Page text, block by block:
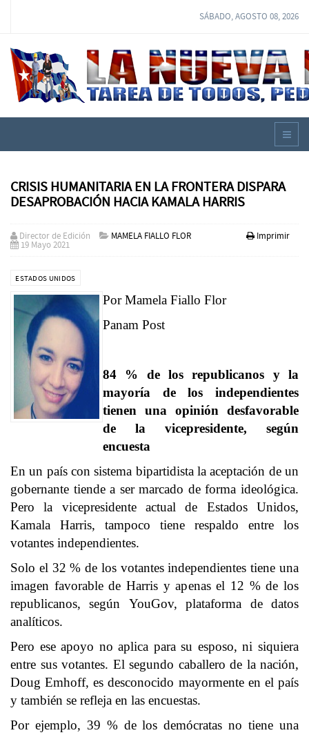
SÁBADO, AGOSTO 08, 2026
CRISIS HUMANITARIA EN LA FRONTERA DISPARA
DESAPROBACIÓN HACIA KAMALA HARRIS
Imprimir
Director de Edición MAMELA FIALLO FLOR
19 Mayo 2021
ESTADOS UNIDOS
Por Mamela Fiallo Flor
Panam Post
84 % de los republicanos y la
mayoría de los independientes
tienen una opinión desfavorable
de la vicepresidente, según
encuesta
En un país con sistema bipartidista la aceptación de un
gobernante tiende a ser marcado de forma ideológica.
Pero la vicepresidente actual de Estados Unidos,
Kamala Harris, tampoco tiene respaldo entre los
votantes independientes.
Solo el 32 % de los votantes independientes tiene una
imagen favorable de Harris y apenas el 12 % de los
republicanos, según YouGov, plataforma de datos
analíticos.
Pero ese apoyo no aplica para su esposo, ni siquiera
entre sus votantes. El segundo caballero de la nación,
Doug Emhoff, es desconocido mayormente en el país
y también se refleja en las encuestas.
Por ejemplo, 39 % de los demócratas no tiene una